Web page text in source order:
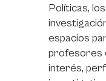
Políticas,
espacios
profesores
interés,